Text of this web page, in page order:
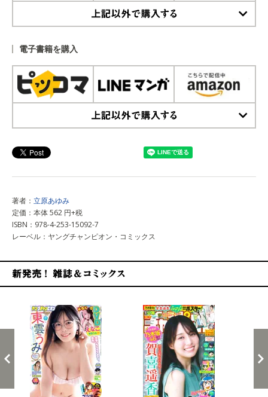
電子書籍を購入
著者： 立原あゆみ
定価：本体 562 円+税
ISBN：978-4-253-15092-7
レーベル：ヤングチャンピオン・コミックス